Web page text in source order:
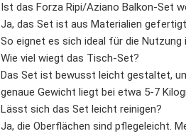
Ist das Forza Ripi/Aziano Balkon-Set
Ja, das Set ist aus Materialien
So eignet es sich ideal für die
Wie viel wiegt das Tisch-Set?
Das Set ist bewusst leicht gestaltet,
genaue Gewicht liegt bei etwa 5-7
Lässt sich das Set leicht reinigen?
Ja, die Oberflächen sind pflegeleicht.